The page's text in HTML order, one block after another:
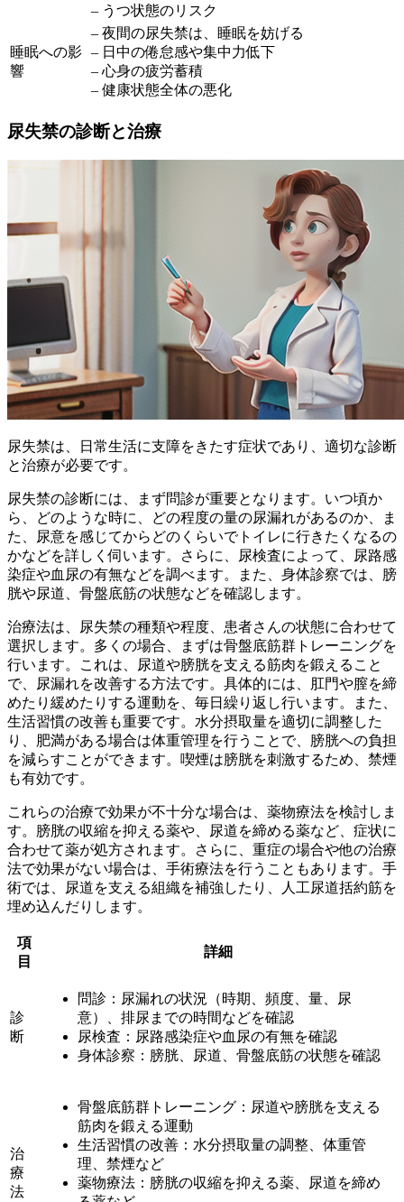
– うつ状態のリスク
睡眠への影
響
– 夜間の尿失禁は、睡眠を妨げる
– 日中の倦怠感や集中力低下
– 心身の疲労蓄積
– 健康状態全体の悪化
尿失禁の診断と治療
尿失禁は、日常生活に支障をきたす症状であり、適切な診断
と治療が必要です。
尿失禁の診断には、まず問診が重要となります。いつ頃か
ら、どのような時に、どの程度の量の尿漏れがあるのか、ま
た、尿意を感じてからどのくらいでトイレに行きたくなるの
かなどを詳しく伺います。さらに、
尿検査によって、尿路感
染症や血尿の有無などを調べます。また、 身体診察では、膀
胱や尿道、骨盤底筋の状態などを確認します。
治療法は、尿失禁の種類や程度、患者さんの状態に合わせて
選択します。多くの場合、まずは骨盤底筋群トレーニングを
行います。これは、尿道や膀胱を支える筋肉を鍛えること
で、尿漏れを改善する方法です。具体的には、肛門や膣を締
めたり緩めたりする運動を、毎日繰り返し行います。また、
生活習慣の改善も重要です。水分摂取量を適切に調整した
り、肥満がある場合は体重管理を行うことで、膀胱への負担
を減らすことができます。喫煙は膀胱を刺激するため、禁煙
も有効です。
これらの治療で効果が不十分な場合は、 薬物療法を検討しま
す。膀胱の収縮を抑える薬や、尿道を締める薬など、症状に
合わせて薬が処方されます。さらに、重症の場合や他の治療
法で効果がない場合は、 手術療法を行うこともあります。手
術では、尿道を支える組織を補強したり、人工尿道括約筋を
埋め込んだりします。
項
目
詳細
診
断
問診：尿漏れの状況（時期、頻度、量、尿
意）、排尿までの時間などを確認
尿検査：尿路感染症や血尿の有無を確認
身体診察：膀胱、尿道、骨盤底筋の状態を確認
治
療
法
骨盤底筋群トレーニング：尿道や膀胱を支える
筋肉を鍛える運動
生活習慣の改善：水分摂取量の調整、体重管
理、禁煙など
薬物療法：膀胱の収縮を抑える薬、尿道を締め